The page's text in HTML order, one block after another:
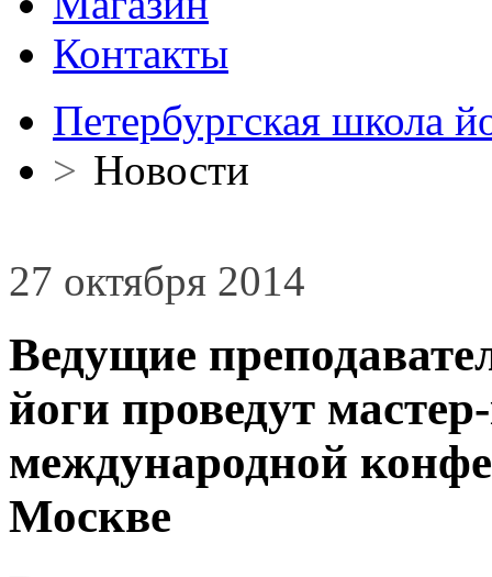
Контакты
Петербургская школа
> Новости
27 октября 2014
Ведущие
йоги проведут
международной
Москве